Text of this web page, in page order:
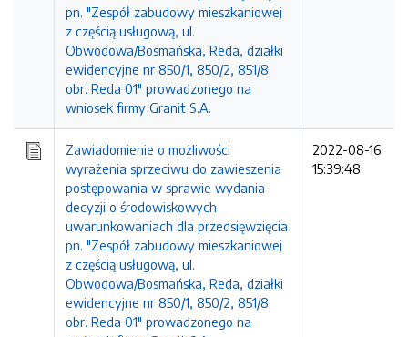
pn. "Zespół zabudowy mieszkaniowej
z częścią usługową, ul.
Obwodowa/Bosmańska, Reda, działki
ewidencyjne nr 850/1, 850/2, 851/8
obr. Reda 01" prowadzonego na
wniosek firmy Granit S.A.
Zawiadomienie o możliwości
wyrażenia sprzeciwu do zawieszenia
postępowania w sprawie wydania
decyzji o środowiskowych
uwarunkowaniach dla przedsięwzięcia
pn. "Zespół zabudowy mieszkaniowej
z częścią usługową, ul.
Obwodowa/Bosmańska, Reda, działki
ewidencyjne nr 850/1, 850/2, 851/8
obr. Reda 01" prowadzonego na
2022-08-16
15:39:48